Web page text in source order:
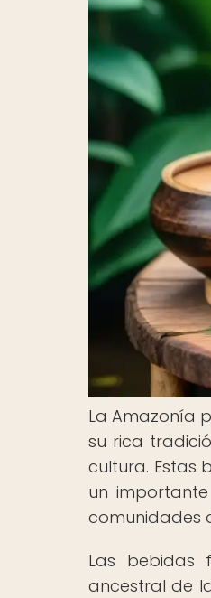
La Amazonía
su rica
cultura. Estas
un
comunidades
Las bebidas
ancestral de